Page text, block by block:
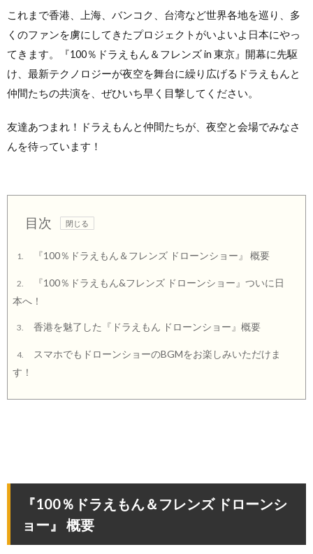
これまで香港、上海、バンコク、台湾など世界各地を巡り、多
くのファンを虜にしてきたプロジェクトがいよいよ日本にやっ
てきます。『100％ドラえもん＆フレンズ in 東京』開幕に先駆
け、最新テクノロジーが夜空を舞台に繰り広げるドラえもんと
仲間たちの共演を、ぜひいち早く目撃してください。
友達あつまれ！ドラえもんと仲間たちが、夜空と会場でみなさ
んを待っています！
目次
1. 『100％ドラえもん＆フレンズ ドローンショー』 概要
2.
『100％ドラえもん&フレンズ ドローンショー』ついに日
本へ！
3. 香港を魅了した『ドラえもん ドローンショー』概要
4.
スマホでもドローンショーのBGMをお楽しみいただけま
す！
『100％ドラえもん＆フレンズ ドローンシ
ョー』 概要